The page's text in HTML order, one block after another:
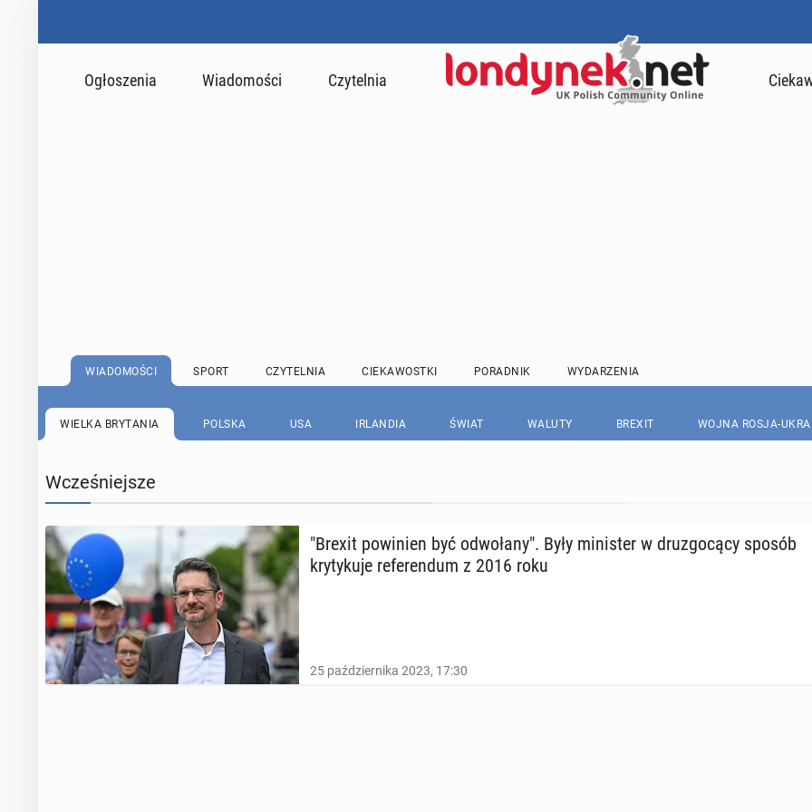
Ogłoszenia Wiadomości Czytelnia
WIADOMOŚCI SPORT CZYTELNIA CIEKAWOSTKI PORADNIK WYDARZENIA
WIELKA BRYTANIA POLSKA USA IRLANDIA ŚWIAT WALUTY BREXIT WOJNA ROSJA-
Wcześniejsze
"Brexit po­wi­nien być od­wo­ła­ny". Były mi­ni­ster w dru­zgo­cą­cy sposób
kry­ty­ku­je re­fe­ren­dum z 2016 roku
25 października 2023, 17:30